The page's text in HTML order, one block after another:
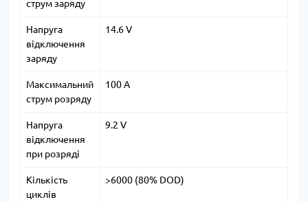
струм заряду
Напруга
відключення
заряду
14.6 V
Максимальний
струм розряду
100 A
Напруга
відключення
при розряді
9.2 V
Кількість
циклів
>6000 (80% DOD)